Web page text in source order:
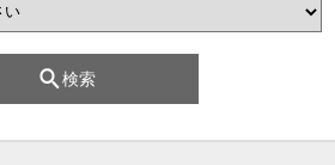
検索